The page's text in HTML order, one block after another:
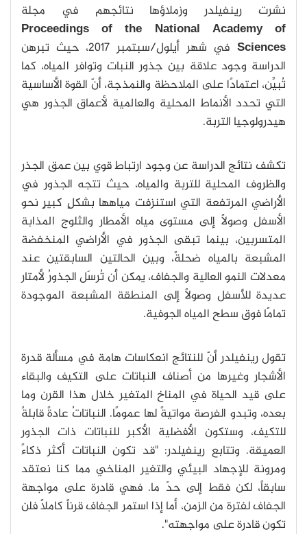
نشرت رينفيلدر وزملاؤها نتائجهم في مجلة
Proceedings of the National Academy of
Sciences
في شهر أيلول/سبتمبر 2017، حيث تبرهن
الدراسة وجود علاقة بين جذور النبات وتوافر المياه، كما
تُبيِّن، اعتمادًا على الملاحظة والنمذجة، أنّ القوة الأساسية
التي تحدد الأنماط المحلية والعالمية لأعماق الجذور هي
هيدرولوجيا التربة.
تكشف نتائج الدراسة عن وجود ارتباط قوي بين عمق الجذر
والظروف المحلية للتربة والمياه، حيث تتجه الجذور في
الأراضي المرتفعة التي استنزفت مياهها بشكلٍ كبيرٍ نحو
الأسفل وصولًا إلى مستوى مياه الأمطار والثلوج المذابة
المتسربين، بينما تبقى الجذور في الأراضي المنخفضة
المشبعة بالمياه ضحلةً، وبين الحالتين السابقتين عند
معدلات النمو العالية والجفاف، يمكن أن تُرسَل الجذورُ لأمتار
عديدة للأسفل وصولًا إلى المنطقة المشبعة الموجودة
تمامًا فوق سطح المياه الجوفية.
تقول رينفيلدر أنّ للنتائج انعكاسات هامة في مسألة قدرة
الأشجار وغيرها من أصناف النباتات على التكيف والبقاء
على قيد الحياة في المناخ المتغير خلال هذا القرن وما
بعده، وتبدو الفرصة مواتيةً لها عمومًا. النباتاتُ عادةً قابلةٌ
للتكيف، وستكون الأفضلية الأكبر للنباتات ذات الجذور
العميقة. وتتابع رينفيلدر: "قد تكون النباتات أكثر ذكاءً
ومرونة للإجهاد البيئي والتغير المناخي مما كنا نعتقد
سابقاً، لكن فقط إلى حدّ ما. فهي قادرة على مواجهة
الجفاف لفترة من الزمن، أما إذا استمر الجفاف قرناً كاملاً فلن
تكون قادرة على مواجهته".